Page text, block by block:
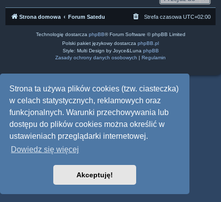
Strona ta używa plików cookies (tzw. ciasteczka)
w celach statystycznych, reklamowych oraz
funkcjonalnych. Warunki przechowywania lub
dostępu do plików cookies można określić w
ustawieniach przeglądarki internetowej.
Dowiedz się więcej
Akceptuję!
Strona domowa Forum Satedu Strefa czasowa UTC+02:00
Technologię dostarcza phpBB® Forum Software © phpBB Limited
Polski pakiet językowy dostarcza phpBB.pl
Style: Multi Design by Joyce&Luna phpBB
Zasady ochrony danych osobowych | Regulamin